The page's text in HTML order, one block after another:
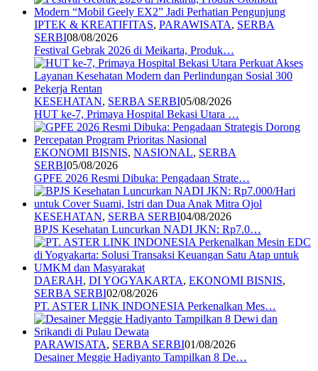
IPTEK & KREATIFITAS, PARAWISATA, SERBA
SERBI08/08/2026
Festival Gebrak 2026 di Meikarta, Produk…
KESEHATAN, SERBA SERBI05/08/2026
HUT ke-7, Primaya Hospital Bekasi Utara …
EKONOMI BISNIS, NASIONAL, SERBA
SERBI05/08/2026
GPFE 2026 Resmi Dibuka: Pengadaan Strate…
KESEHATAN, SERBA SERBI04/08/2026
BPJS Kesehatan Luncurkan NADI JKN: Rp7.0…
DAERAH, DI YOGYAKARTA, EKONOMI BISNIS,
SERBA SERBI02/08/2026
PT. ASTER LINK INDONESIA Perkenalkan Mes…
PARAWISATA, SERBA SERBI01/08/2026
Desainer Meggie Hadiyanto Tampilkan 8 De…